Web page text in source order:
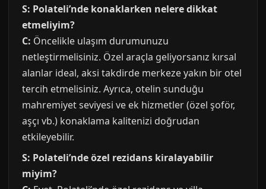
S: Polateli’nde konaklarken nelere dikkat
etmeliyim?
C: Öncelikle ulaşım durumunuzu
netleştirmelisiniz. Özel araçla geliyorsanız kırsal
alanlar ideal, aksi takdirde merkeze yakın bir otel
tercih etmelisiniz. Ayrıca, otelin sunduğu
mahremiyet seviyesi ve ek hizmetler (özel şoför,
aşçı vb.) konaklama kalitenizi doğrudan
etkileyebilir.
S: Polateli’nde özel rezidans kiralayabilir
miyim?